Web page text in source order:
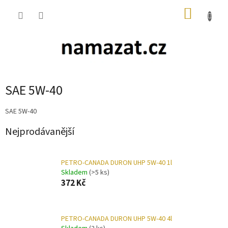
SAE 5W-40
SAE 5W-40
Nejprodávanější
PETRO-CANADA DURON UHP 5W-40 1l
Skladem (>5 ks)
372 Kč
PETRO-CANADA DURON UHP 5W-40 4l